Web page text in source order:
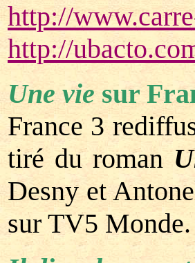
http://
http://
Une vie sur
France 3
tiré du roman
Desny et
sur TV5 Monde.